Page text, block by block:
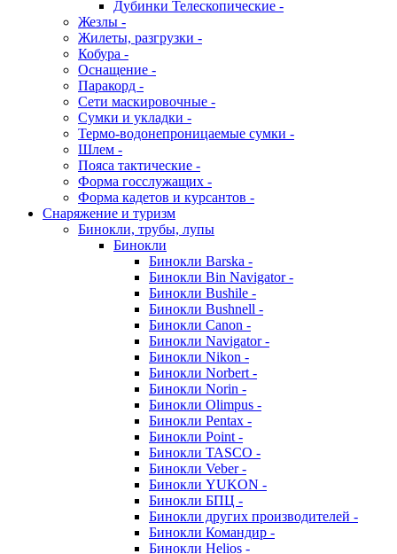
Дубинки Телескопические -
Жезлы -
Жилеты, разгрузки -
Кобура -
Оснащение -
Паракорд -
Сети маскировочные -
Сумки и укладки -
Термо-водонепроницаемые сумки -
Шлем -
Пояса тактические -
Форма госслужащих -
Форма кадетов и курсантов -
Снаряжение и туризм
Бинокли, трубы, лупы
Бинокли
Бинокли Barska -
Бинокли Bin Navigator -
Бинокли Bushile -
Бинокли Bushnell -
Бинокли Canon -
Бинокли Navigator -
Бинокли Nikon -
Бинокли Norbert -
Бинокли Norin -
Бинокли Olimpus -
Бинокли Pentax -
Бинокли Point -
Бинокли TASCO -
Бинокли Veber -
Бинокли YUKON -
Бинокли БПЦ -
Бинокли других производителей -
Бинокли Командир -
Бинокли Helios -